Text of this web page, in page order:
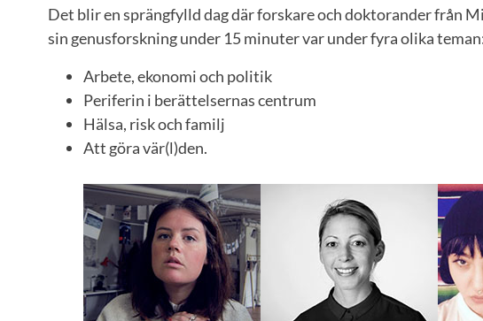
Det blir en sprängfylld dag där forskare och doktorander från
sin genusforskning under 15 minuter var under fyra olika
Arbete, ekonomi och politik
Periferin i berättelsernas centrum
Hälsa, risk och familj
Att göra vär(l)den.